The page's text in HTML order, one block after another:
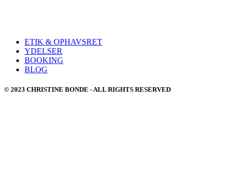
ETIK & OPHAVSRET
YDELSER
BOOKING
BLOG
© 2023 CHRISTINE BONDE - ALL RIGHTS RESERVED